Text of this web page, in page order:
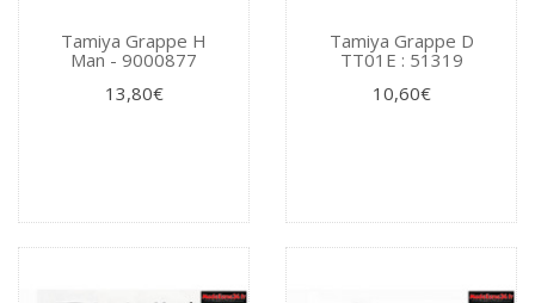
Tamiya Grappe H
Man - 9000877
13,80€
Tamiya Grappe D
TT01E : 51319
10,60€